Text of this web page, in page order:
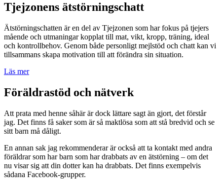
Tjejzonens ätstörningschatt
Ätstörningschatten är en del av Tjejzonen som har fokus på tjejers
mående och utmaningar kopplat till mat, vikt, kropp, träning, ideal
och kontrollbehov. Genom både personligt mejlstöd och chatt kan vi
tillsammans skapa motivation till att förändra sin situation.
Läs mer
Föräldrastöd och nätverk
Att prata med henne såhär är dock lättare sagt än gjort, det förstår
jag. Det finns få saker som är så maktlösa som att stå bredvid och se
sitt barn må dåligt.
En annan sak jag rekommenderar är också att ta kontakt med andra
föräldrar som har barn som har drabbats av en ätstörning – om det
nu visar sig att din dotter kan ha drabbats. Det finns exempelvis
sådana Facebook-grupper.